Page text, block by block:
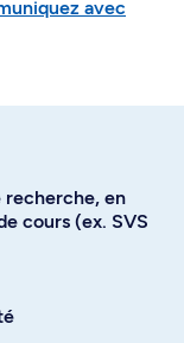
avec
recherche, en
cours (ex. SVS